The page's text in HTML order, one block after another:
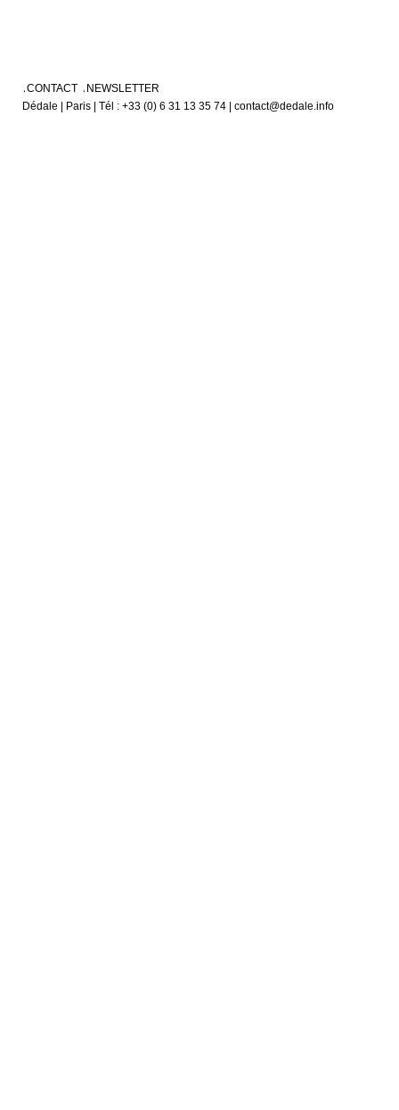
CONTACT
NEWSLETTER
Dédale | Paris | Tél : +33 (0) 6 31 13 35 74 | contact@dedale.info